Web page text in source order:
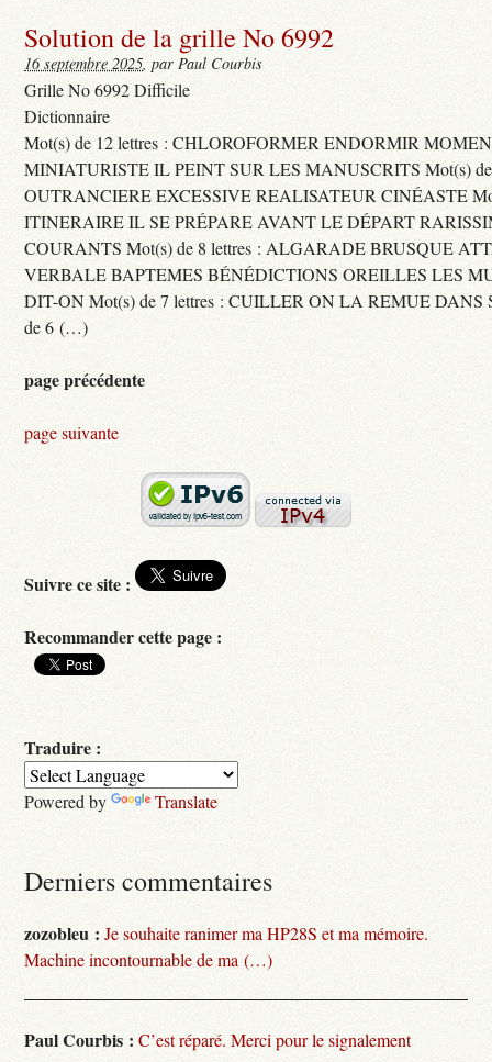
Solution de la grille No 6992
16 septembre 2025, par Paul Courbis
Grille No 6992 Difficile
Dictionnaire
Mot(s) de 12 lettres : CHLOROFORMER ENDORMIR
MINIATURISTE IL PEINT SUR LES MANUSCRITS Mot(s) de
OUTRANCIERE EXCESSIVE REALISATEUR CINÉASTE
ITINERAIRE IL SE PRÉPARE AVANT LE DÉPART
COURANTS Mot(s) de 8 lettres : ALGARADE BRUSQUE
VERBALE BAPTEMES BÉNÉDICTIONS OREILLES LES
DIT-ON Mot(s) de 7 lettres : CUILLER ON LA REMUE DANS
de 6 (…)
page précédente
page suivante
Suivre ce site :
Recommander cette page :
Traduire :
Powered by Translate
Derniers commentaires
zozobleu : Je souhaite ranimer ma HP28S et ma mémoire.
Machine incontournable de ma (…)
Paul Courbis : C’est réparé. Merci pour le signalement